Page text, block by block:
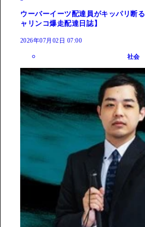
ウーバーイーツ配達員がキッパリ断
ャリンコ爆走配達日誌】
2026年07月02日 07:00
社会